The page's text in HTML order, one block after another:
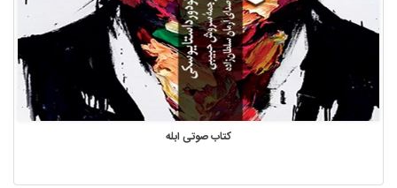
کتاب صوتی ابله